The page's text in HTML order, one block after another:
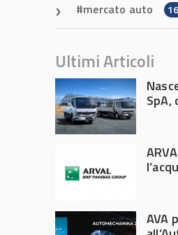
mercato auto
Ultimi Articoli
AVA